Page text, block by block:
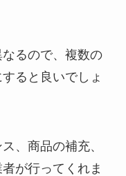
るので、複数の
ると良いでしょ
、商品の補充、
が行ってくれま